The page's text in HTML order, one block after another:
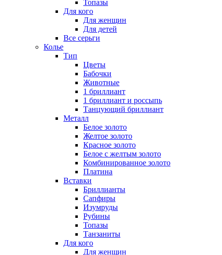
Топазы
Для кого
Для женщин
Для детей
Все серьги
Колье
Тип
Цветы
Бабочки
Животные
1 бриллиант
1 бриллиант и россыпь
Танцующий бриллиант
Металл
Белое золото
Желтое золото
Красное золото
Белое с желтым золото
Комбинированное золото
Платина
Вставки
Бриллианты
Сапфиры
Изумруды
Рубины
Топазы
Танзаниты
Для кого
Для женщин